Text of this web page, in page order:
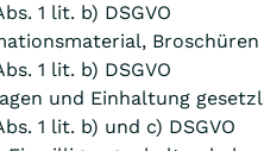
1 lit. b) DSGVO
1 lit. b) DSGVO
und Einhaltung
1 lit. b) und c) DSGVO